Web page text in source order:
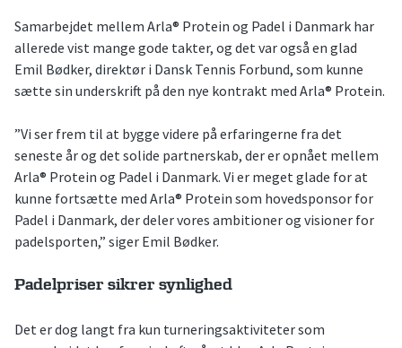
Samarbejdet mellem Arla® Protein og Padel i Danmark har
allerede vist mange gode takter, og det var også en glad
Emil Bødker, direktør i Dansk Tennis Forbund, som kunne
sætte sin underskrift på den nye kontrakt med Arla® Protein.
”Vi ser frem til at bygge videre på erfaringerne fra det
seneste år og det solide partnerskab, der er opnået mellem
Arla® Protein og Padel i Danmark. Vi er meget glade for at
kunne fortsætte med Arla® Protein som hovedsponsor for
Padel i Danmark, der deler vores ambitioner og visioner for
padelsporten,” siger Emil Bødker.
Padelpriser sikrer synlighed
Det er dog langt fra kun turneringsaktiviteter som